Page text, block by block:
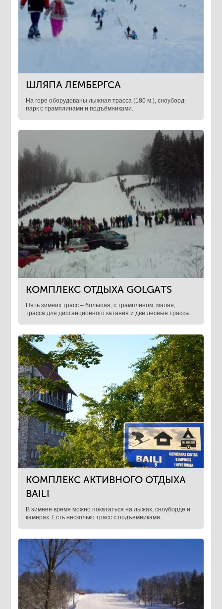
ШЛЯПА ЛЕМБЕРГСА
На горе оборудованы лыжная трасса (180 м.), сноуборд-
парк с трамплинами и подъёмниками.
КОМПЛЕКС ОТДЫХА GOLGАTS
Пять зимних трасс – большая, с трамплином, малая,
трасса для дистанционного катания и две лесные трассы.
КОМПЛЕКС АКТИВНОГО ОТДЫХА
BAILI
В зимнее время можно покататься на лыжах, сноуборде и
камерах. Есть несколько трасс с подъемниками.